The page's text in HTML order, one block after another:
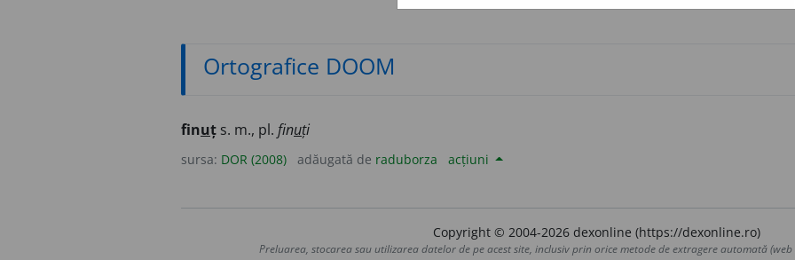
Ortografice DOOM
finuț s. m., pl. finuți
sursa: DOR (2008) adăugată de raduborza acțiuni
Copyright © 2004-2026 dexonline (https://dexonline.ro)
Preluarea, stocarea sau utilizarea datelor de pe acest site, inclusiv prin orice metode de extragere automată